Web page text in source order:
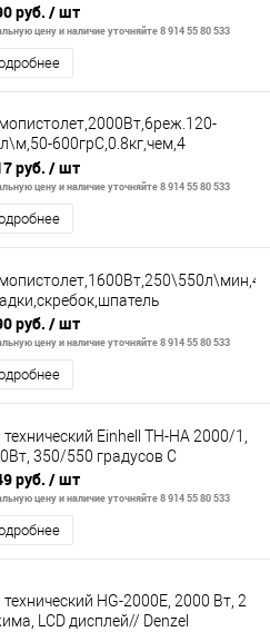
руб. / шт
цену и наличие уточняйте 8 914 55 80 533
600грС,0.8кг,чем,4
диспл
руб. / шт
цену и наличие уточняйте 8 914 55 80 533
руб. / шт
цену и наличие уточняйте 8 914 55 80 533
Einhell TH-HA 2000/1,
350/550 градусов C
руб. / шт
цену и наличие уточняйте 8 914 55 80 533
HG-2000E, 2000 Вт, 2
LCD дисплей// Denzel